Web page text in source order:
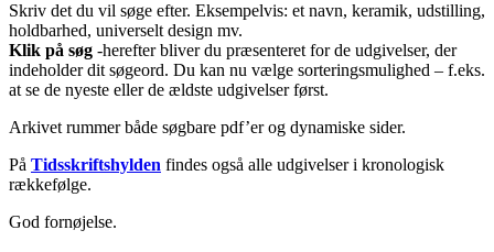
Skriv det du vil søge efter. Eksempelvis: et navn, keramik, udstilling,
holdbarhed, universelt design mv.
Klik på søg -herefter bliver du præsenteret for de udgivelser, der
indeholder dit søgeord. Du kan nu vælge sorteringsmulighed – f.eks.
at se de nyeste eller de ældste udgivelser først.
Arkivet rummer både søgbare pdf’er og dynamiske sider.
På Tidsskriftshylden findes også alle udgivelser i kronologisk
rækkefølge.
God fornøjelse.